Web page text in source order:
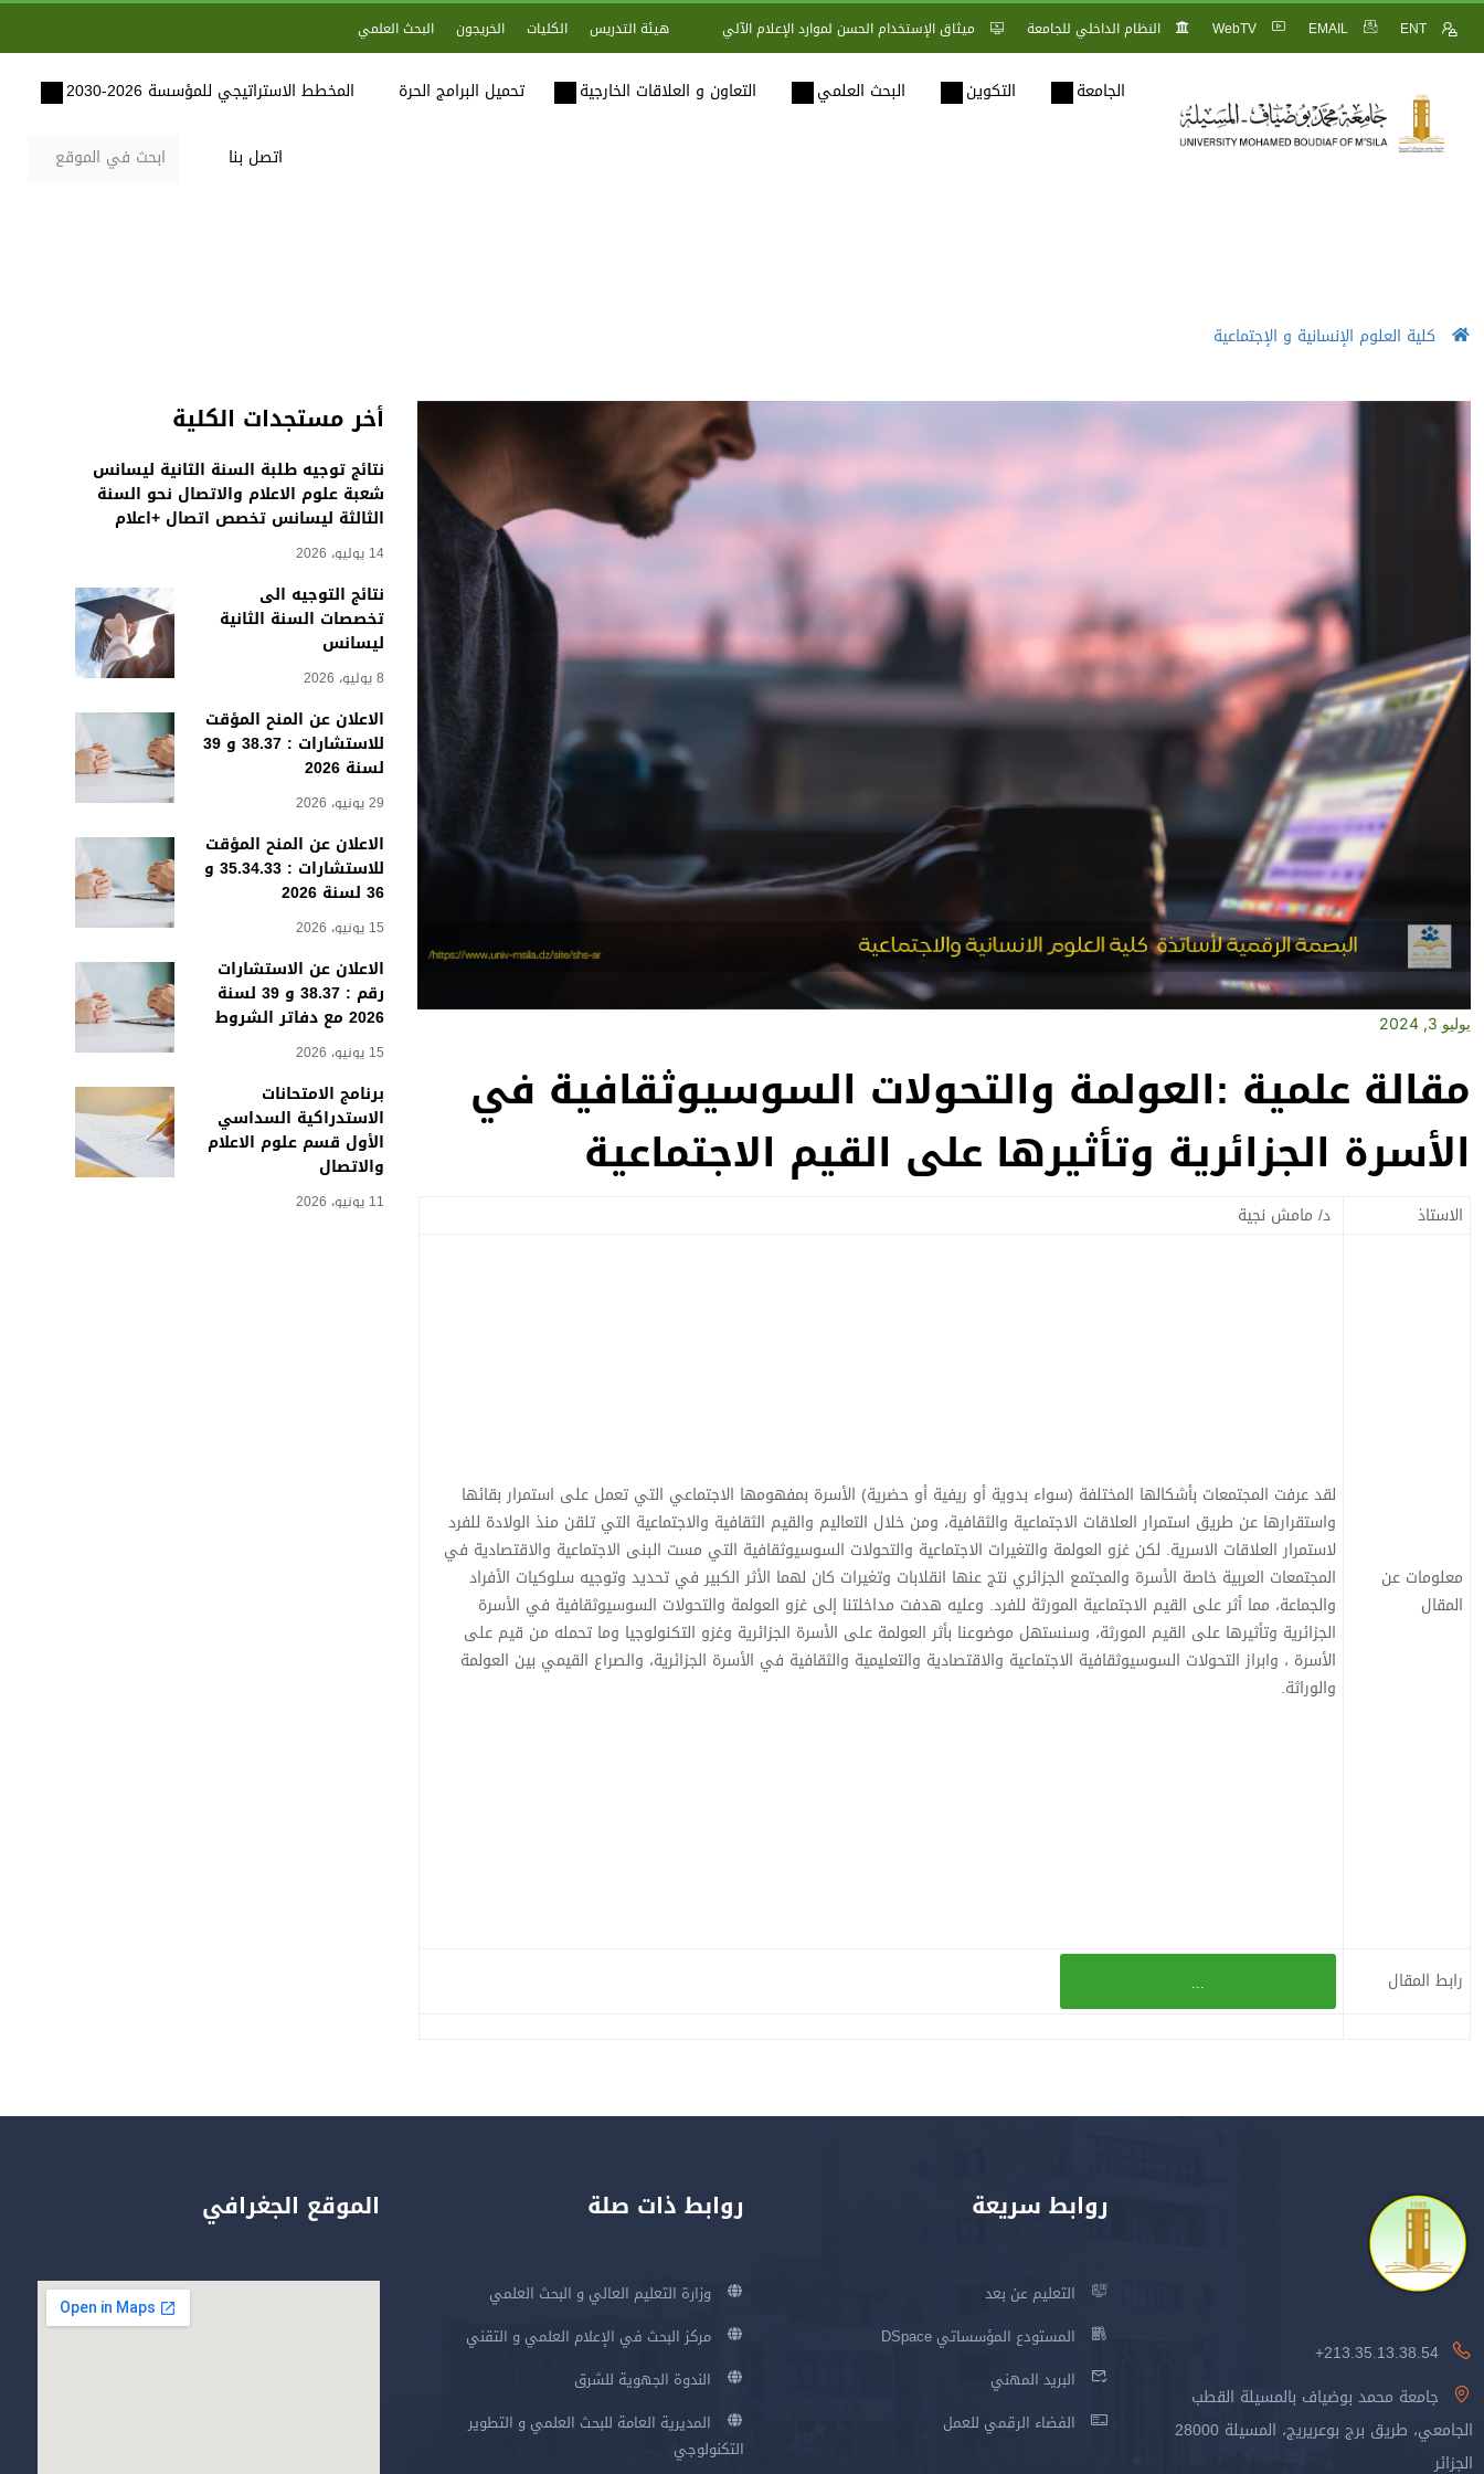
ENT
EMAIL
WebTV النظام الداخلي للجامعة ميثاق الإستخدام الحسن لموارد الإعلام الآلي هيئة التدريس الكليات الخريجون البحث العلمي
الجامعة التكوين البحث العلمي التعاون و العلاقات الخارجية تحميل البرامج الحرة المخطط الاستراتيجي للمؤسسة 2026-2030
اتصل بنا
كلية العلوم الإنسانية و الإجتماعية
أخر مستجدات الكلية
نتائج توجيه طلبة السنة الثانية ليسانس
شعبة علوم الاعلام والاتصال نحو السنة
الثالثة ليسانس تخصص اتصال +اعلام
14 يوليو، 2026
نتائج التوجيه الى
تخصصات السنة الثانية
ليسانس
8 يوليو، 2026
الاعلان عن المنح المؤقت
للاستشارات : 38.37 و 39
لسنة 2026
29 يونيو، 2026
الاعلان عن المنح المؤقت
للاستشارات : 35.34.33 و
36 لسنة 2026
15 يونيو، 2026
الاعلان عن الاستشارات
رقم : 38.37 و 39 لسنة
2026 مع دفاتر الشروط
15 يونيو، 2026
برنامج الامتحانات
الاستدراكية السداسي
الأول قسم علوم الاعلام
والاتصال
11 يونيو، 2026
يوليو 3, 2024
مقالة علمية :العولمة والتحولات السوسيوثقافية في
الأسرة الجزائرية وتأثيرها على القيم الاجتماعية
الاستاذ د/ مامش نجية
معلومات عن
المقال
لقد عرفت المجتمعات بأشكالها المختلفة (سواء بدوية أو ريفية أو حضرية) الأسرة بمفهومها الاجتماعي التي تعمل على استمرار بقائها
واستقرارها عن طريق استمرار العلاقات الاجتماعية والثقافية، ومن خلال التعاليم والقيم الثقافية والاجتماعية التي تلقن منذ الولادة للفرد
لاستمرار العلاقات الاسرية. لكن غزو العولمة والتغيرات الاجتماعية والتحولات السوسيوثقافية التي مست البنى الاجتماعية والاقتصادية في
المجتمعات العربية خاصة الأسرة والمجتمع الجزائري نتج عنها انقلابات وتغيرات كان لهما الأثر الكبير في تحديد وتوجيه سلوكيات الأفراد
والجماعة، مما أثر على القيم الاجتماعية المورثة للفرد. وعليه هدفت مداخلتنا إلى غزو العولمة والتحولات السوسيوثقافية في الأسرة
الجزائرية وتأثيرها على القيم المورثة، وسنستهل موضوعنا بأثر العولمة على الأسرة الجزائرية وغزو التكنولوجيا وما تحمله من قيم على
الأسرة ، وابراز التحولات السوسيوثقافية الاجتماعية والاقتصادية والتعليمية والثقافية في الأسرة الجزائرية، والصراع القيمي بين العولمة
والوراثة.
رابط المقال ...
213.35.13.38.54+
جامعة محمد بوضياف بالمسيلة القطب
الجامعي، طريق برج بوعريريج، المسيلة 28000
الجزائر
روابط سريعة
التعليم عن بعد
المستودع المؤسساتي DSpace
البريد المهني
الفضاء الرقمي للعمل
روابط ذات صلة
وزارة التعليم العالي و البحث العلمي
مركز البحث في الإعلام العلمي و التقني
الندوة الجهوية للشرق
المديرية العامة للبحث العلمي و التطوير
التكنولوجي
الموقع الجغرافي